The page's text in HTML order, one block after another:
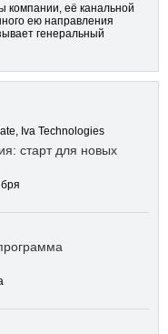
компании, её канальной
ею направления
генеральный
Iva Technologies
старт для новых